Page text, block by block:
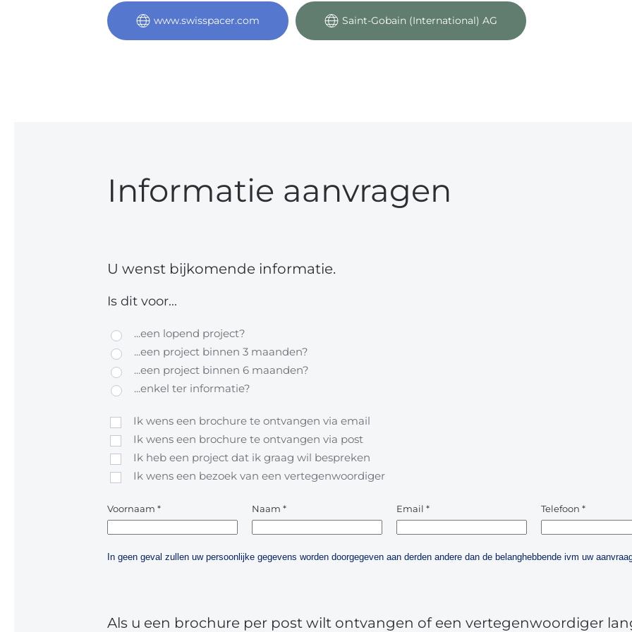
www.swisspacer.com Saint-Gobain (International) AG
Informatie aanvragen
U wenst bijkomende informatie.
Is dit voor...
...een lopend project?
...een project binnen 3 maanden?
...een project binnen 6 maanden?
...enkel ter informatie?
Ik wens een brochure te ontvangen via email
Ik wens een brochure te ontvangen via post
Ik heb een project dat ik graag wil bespreken
Ik wens een bezoek van een vertegenwoordiger
Voornaam * Naam * Email * Telefoon *
In geen geval zullen uw persoonlijke gegevens worden doorgegeven aan derden andere dan de belanghebbende ivm uw
Als u een brochure per post wilt ontvangen of een vertegenwoordiger